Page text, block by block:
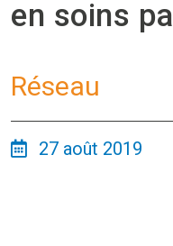
en soins
Réseau
27 août 2019